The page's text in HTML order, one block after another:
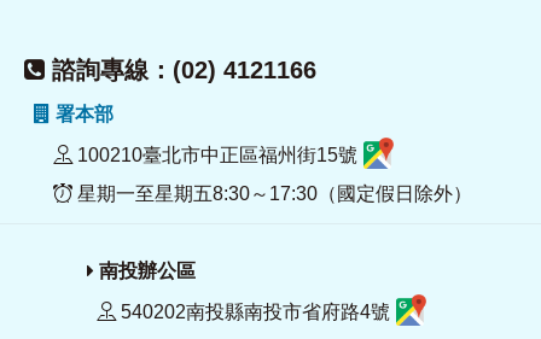
諮詢專線：(02) 4121166
署本部
100210臺北市中正區福州街15號
星期一至星期五8:30～17:30（國定假日除外）
南投辦公區
540202南投縣南投市省府路4號